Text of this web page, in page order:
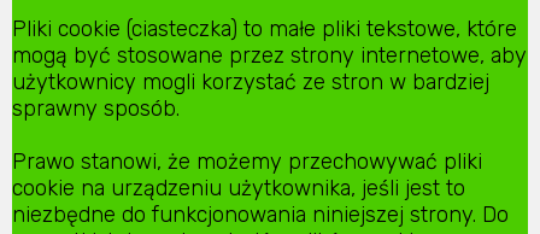
Pliki cookie (ciasteczka) to małe pliki tekstowe, które
mogą być stosowane przez strony internetowe, aby
użytkownicy mogli korzystać ze stron w bardziej
sprawny sposób.
Prawo stanowi, że możemy przechowywać pliki
cookie na urządzeniu użytkownika, jeśli jest to
niezbędne do funkcjonowania niniejszej strony. Do